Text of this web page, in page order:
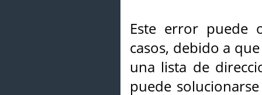
Este error puede
casos, debido a
una lista de
puede